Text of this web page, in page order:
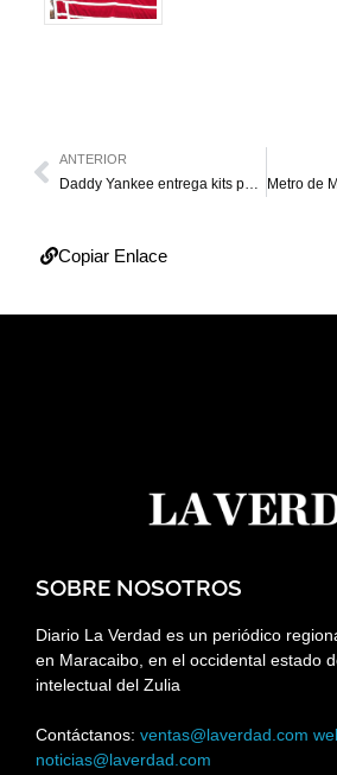
ANTERIOR
Daddy Yankee entrega kits para arreglo de casas en P. Rico
Copiar Enlace
SOBRE NOSOTROS
Diario La Verdad es un periódico
en Maracaibo, en el occidental estado
intelectual del Zulia
Contáctanos: ventas@laverdad.com
noticias@laverdad.com